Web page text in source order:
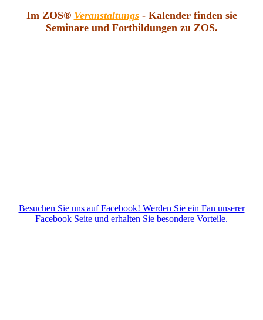
Im ZOS® Veranstaltungs- Kalender finden sie
Seminare und Fortbildungen zu ZOS.
Besuchen Sie uns auf Facebook! Werden Sie ein Fan unserer
Facebook Seite und erhalten Sie besondere Vorteile.